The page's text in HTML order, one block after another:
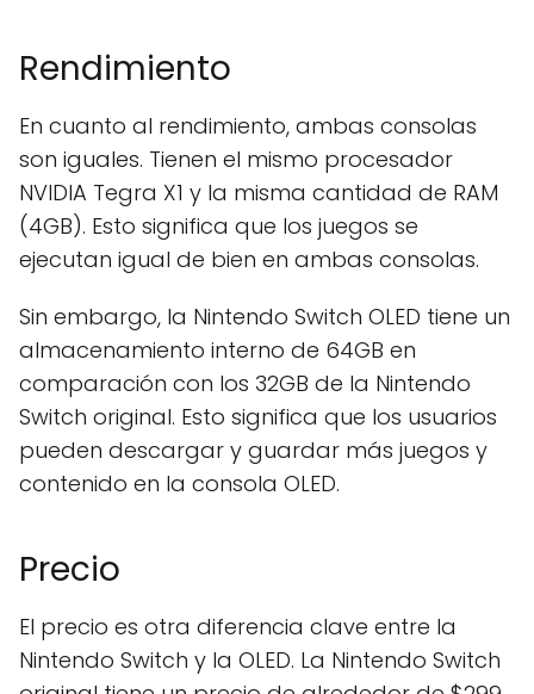
Rendimiento
En cuanto al rendimiento, ambas consolas
son iguales. Tienen el mismo procesador
NVIDIA Tegra X1 y la misma cantidad de RAM
(4GB). Esto significa que los juegos se
ejecutan igual de bien en ambas consolas.
Sin embargo, la Nintendo Switch OLED tiene un
almacenamiento interno de 64GB en
comparación con los 32GB de la Nintendo
Switch original. Esto significa que los usuarios
pueden descargar y guardar más juegos y
contenido en la consola OLED.
Precio
El precio es otra diferencia clave entre la
Nintendo Switch y la OLED. La Nintendo Switch